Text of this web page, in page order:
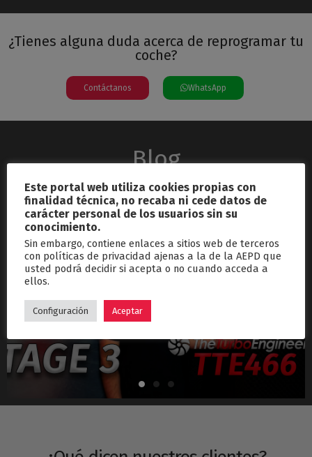
¿Tienes alguna duda acerca de reprogramar tu
coche?
Contáctanos WhatsApp
Blog
septiembre 26, 2024
Hyundai i30N Stage 3 – Turbo TTE466
Este portal web utiliza cookies propias con
finalidad técnica, no recaba ni cede datos de
carácter personal de los usuarios sin su
conocimiento.
Sin embargo, contiene enlaces a sitios web de terceros
con políticas de privacidad ajenas a la de la AEPD que
usted podrá decidir si acepta o no cuando acceda a
ellos.
Configuración Aceptar